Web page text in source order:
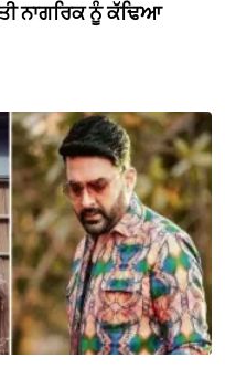
ਨਾਗਰਿਕ ਨੂੰ ਕੱਢਿਆ